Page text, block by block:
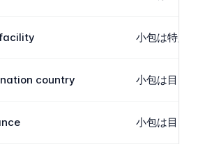
小包は特定
country 小包は目的
小包は目的